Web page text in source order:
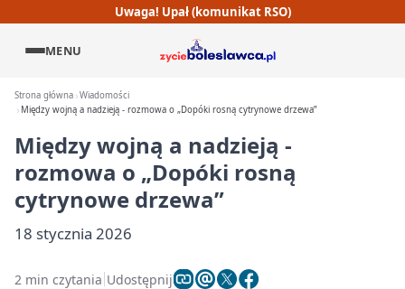
Uwaga! Upał (komunikat RSO)
MENU
Strona główna Wiadomości
Między wojną a nadzieją - rozmowa o „Dopóki rosną cytrynowe drzewa”
Między wojną a nadzieją -
rozmowa o „Dopóki rosną
cytrynowe drzewa”
18 stycznia 2026
2 min czytania Udostępnij